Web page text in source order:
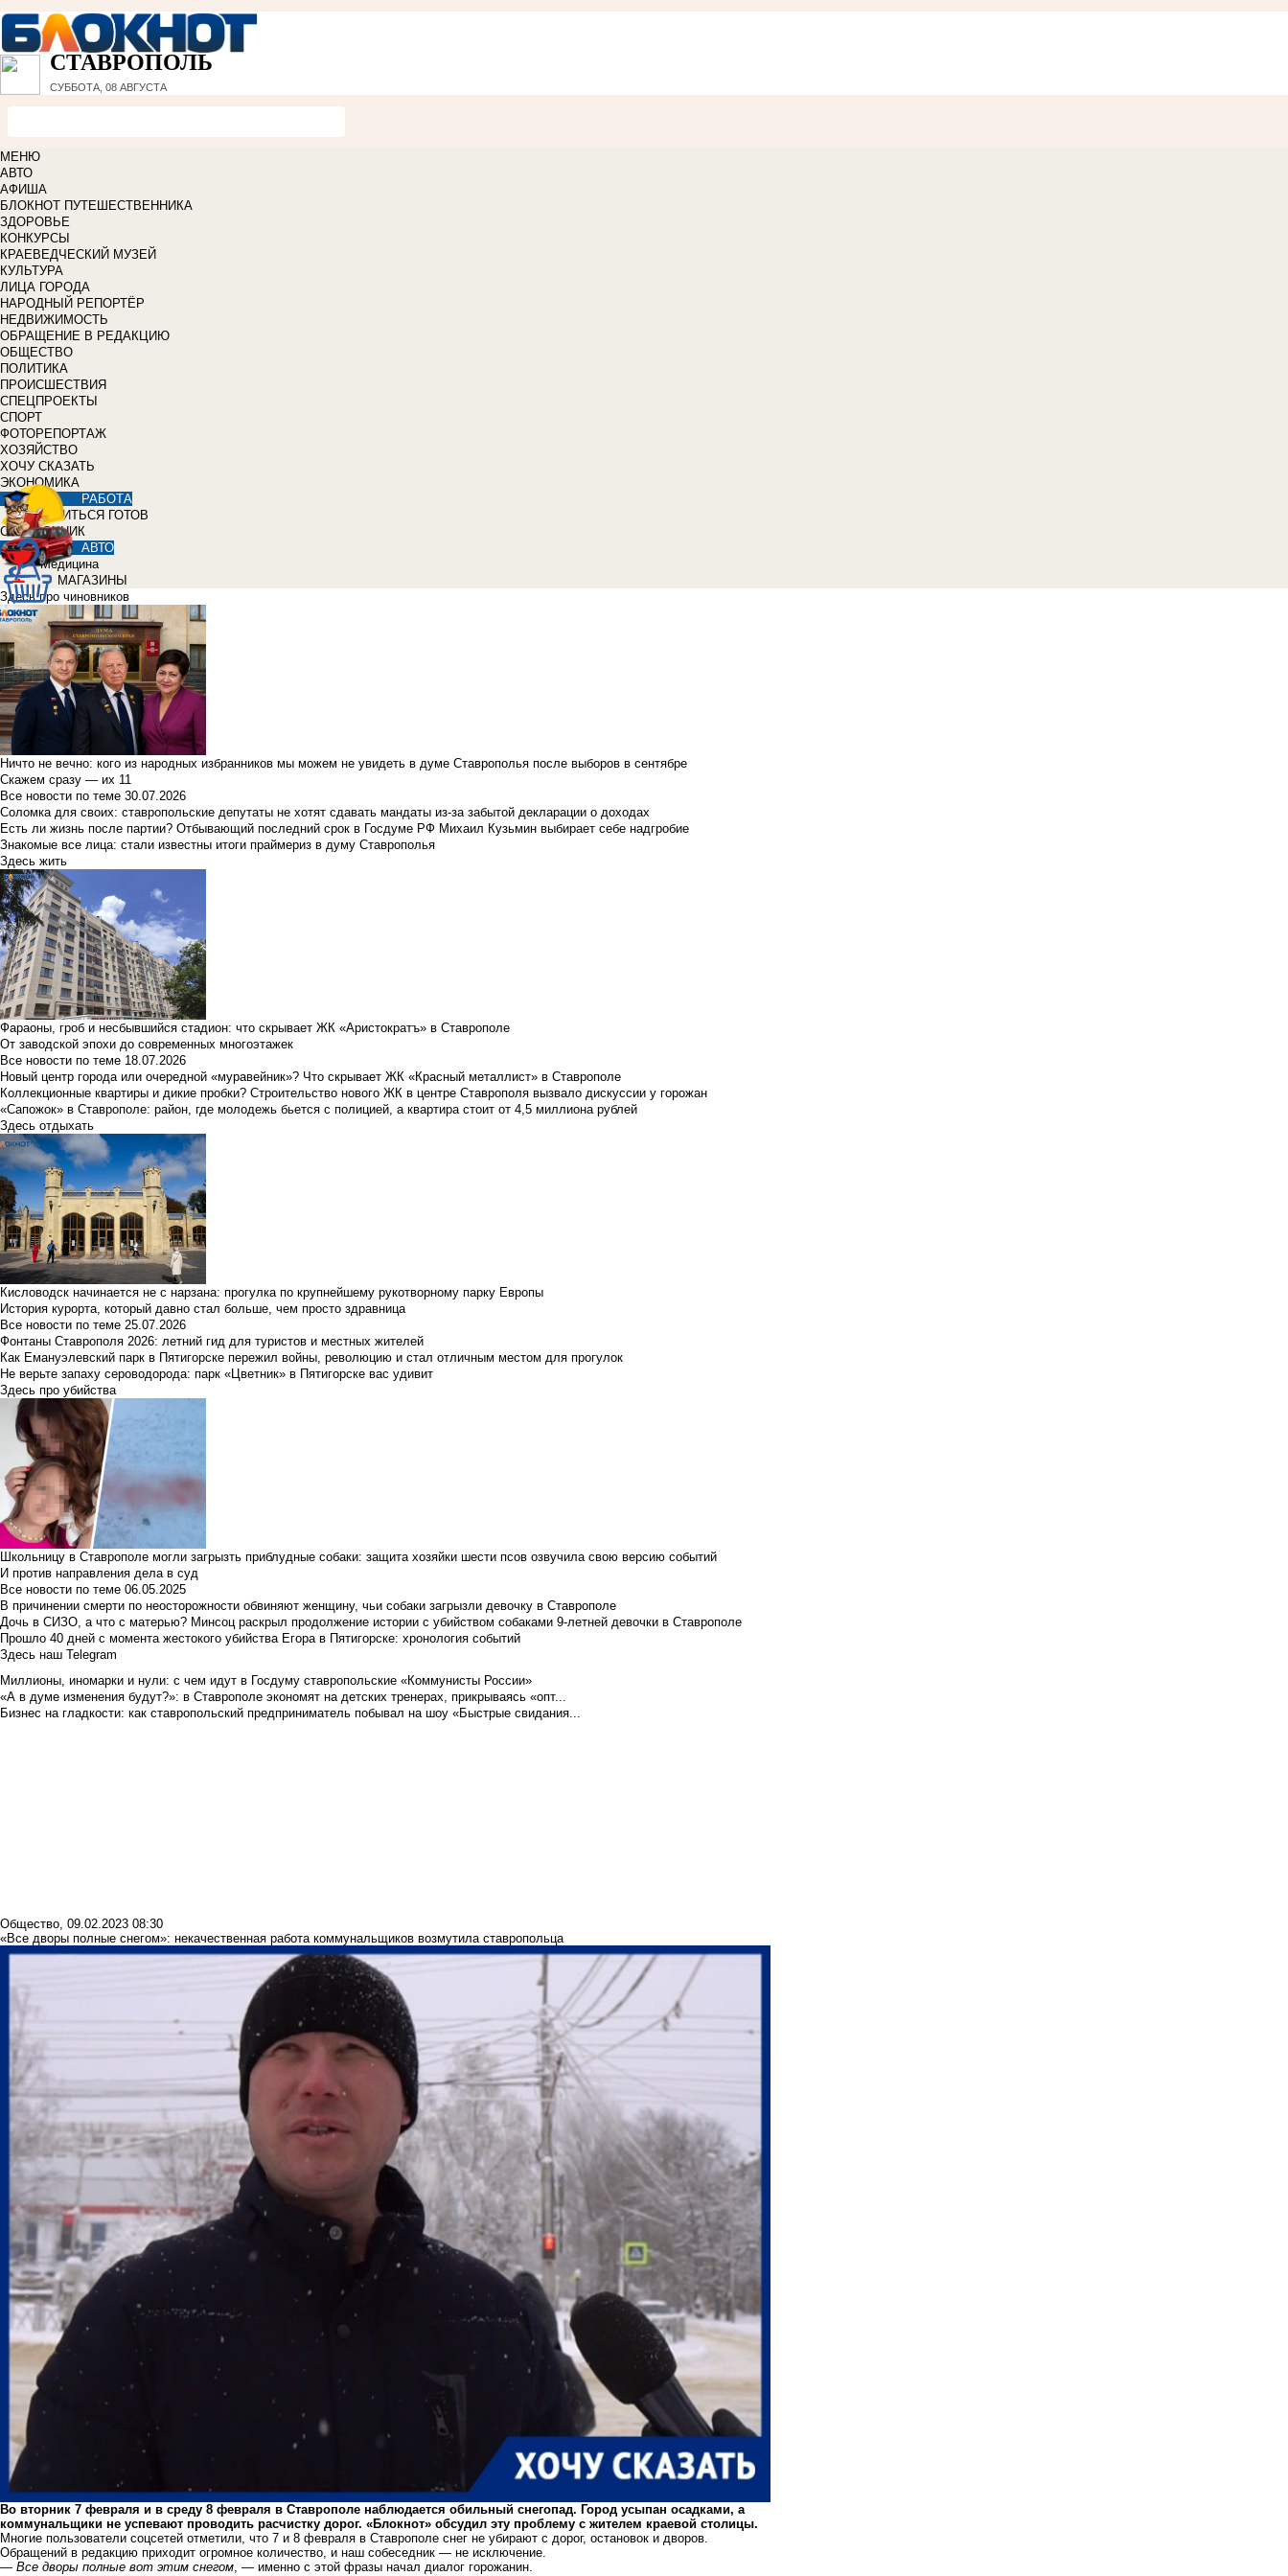
СТАВРОПОЛЬ
СУББОТА, 08 АВГУСТА
МЕНЮ
АВТО
АФИША
БЛОКНОТ ПУТЕШЕСТВЕННИКА
ЗДОРОВЬЕ
КОНКУРСЫ
КРАЕВЕДЧЕСКИЙ МУЗЕЙ
КУЛЬТУРА
ЛИЦА ГОРОДА
НАРОДНЫЙ РЕПОРТЁР
НЕДВИЖИМОСТЬ
ОБРАЩЕНИЕ В РЕДАКЦИЮ
ОБЩЕСТВО
ПОЛИТИКА
ПРОИСШЕСТВИЯ
СПЕЦПРОЕКТЫ
СПОРТ
ФОТОРЕПОРТАЖ
ХОЗЯЙСТВО
ХОЧУ СКАЗАТЬ
ЭКОНОМИКА
РАБОТА
УЧИТЬСЯ ГОТОВ
СПРАВОЧНИК
АВТО
Медицина
МАГАЗИНЫ
Здесь про чиновников
Ничто не вечно: кого из народных избранников мы можем не увидеть в думе Ставрополья после выборов в сентябре
Скажем сразу — их 11
Все новости по теме 30.07.2026
Соломка для своих: ставропольские депутаты не хотят сдавать мандаты из-за забытой декларации о доходах
Есть ли жизнь после партии? Отбывающий последний срок в Госдуме РФ Михаил Кузьмин выбирает себе надгробие
Знакомые все лица: стали известны итоги праймериз в думу Ставрополья
Здесь жить
Фараоны, гроб и несбывшийся стадион: что скрывает ЖК «Аристократъ» в Ставрополе
От заводской эпохи до современных многоэтажек
Все новости по теме 18.07.2026
Новый центр города или очередной «муравейник»? Что скрывает ЖК «Красный металлист» в Ставрополе
Коллекционные квартиры и дикие пробки? Строительство нового ЖК в центре Ставрополя вызвало дискуссии у горожан
«Сапожок» в Ставрополе: район, где молодежь бьется с полицией, а квартира стоит от 4,5 миллиона рублей
Здесь отдыхать
Кисловодск начинается не с нарзана: прогулка по крупнейшему рукотворному парку Европы
История курорта, который давно стал больше, чем просто здравница
Все новости по теме 25.07.2026
Фонтаны Ставрополя 2026: летний гид для туристов и местных жителей
Как Емануэлевский парк в Пятигорске пережил войны, революцию и стал отличным местом для прогулок
Не верьте запаху сероводорода: парк «Цветник» в Пятигорске вас удивит
Здесь про убийства
Школьницу в Ставрополе могли загрызть приблудные собаки: защита хозяйки шести псов озвучила свою версию событий
И против направления дела в суд
Все новости по теме 06.05.2025
В причинении смерти по неосторожности обвиняют женщину, чьи собаки загрызли девочку в Ставрополе
Дочь в СИЗО, а что с матерью? Минсоц раскрыл продолжение истории с убийством собаками 9-летней девочки в Ставрополе
Прошло 40 дней с момента жестокого убийства Егора в Пятигорске: хронология событий
Здесь наш Telegram
Миллионы, иномарки и нули: с чем идут в Госдуму ставропольские «Коммунисты России»
«А в думе изменения будут?»: в Ставрополе экономят на детских тренерах, прикрываясь «опт...
Бизнес на гладкости: как ставропольский предприниматель побывал на шоу «Быстрые свидания...
Общество, 09.02.2023 08:30
«Все дворы полные снегом»: некачественная работа коммунальщиков возмутила ставропольца
Во вторник 7 февраля и в среду 8 февраля в Ставрополе наблюдается обильный снегопад. Город усыпан осадками, а
коммунальщики не успевают проводить расчистку дорог. «Блокнот» обсудил эту проблему с жителем краевой столицы.
Многие пользователи соцсетей отметили, что 7 и 8 февраля в Ставрополе снег не убирают с дорог, остановок и дворов.
Обращений в редакцию приходит огромное количество, и наш собеседник — не исключение.
— Все дворы полные вот этим снегом, — именно с этой фразы начал диалог горожанин.